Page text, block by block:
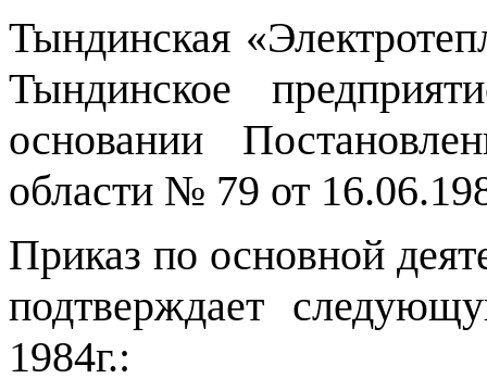
Тындинская
Тындинское
основании
области № 79 от
Приказ по основной
подтверждает
1984г.: